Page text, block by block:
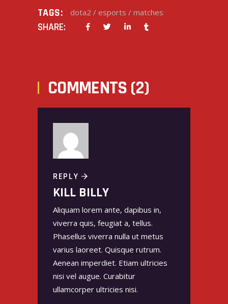
TAGS: dota2 / esports / matches
SHARE:
COMMENTS (2)
REPLY
KILL BILLY
Aliquam lorem ante, dapibus in,
viverra quis, feugiat a, tellus.
Phasellus viverra nulla ut metus
varius laoreet. Quisque rutrum.
Aenean imperdiet. Etiam ultricies
nisi vel augue. Curabitur
ullamcorper ultricies nisi.